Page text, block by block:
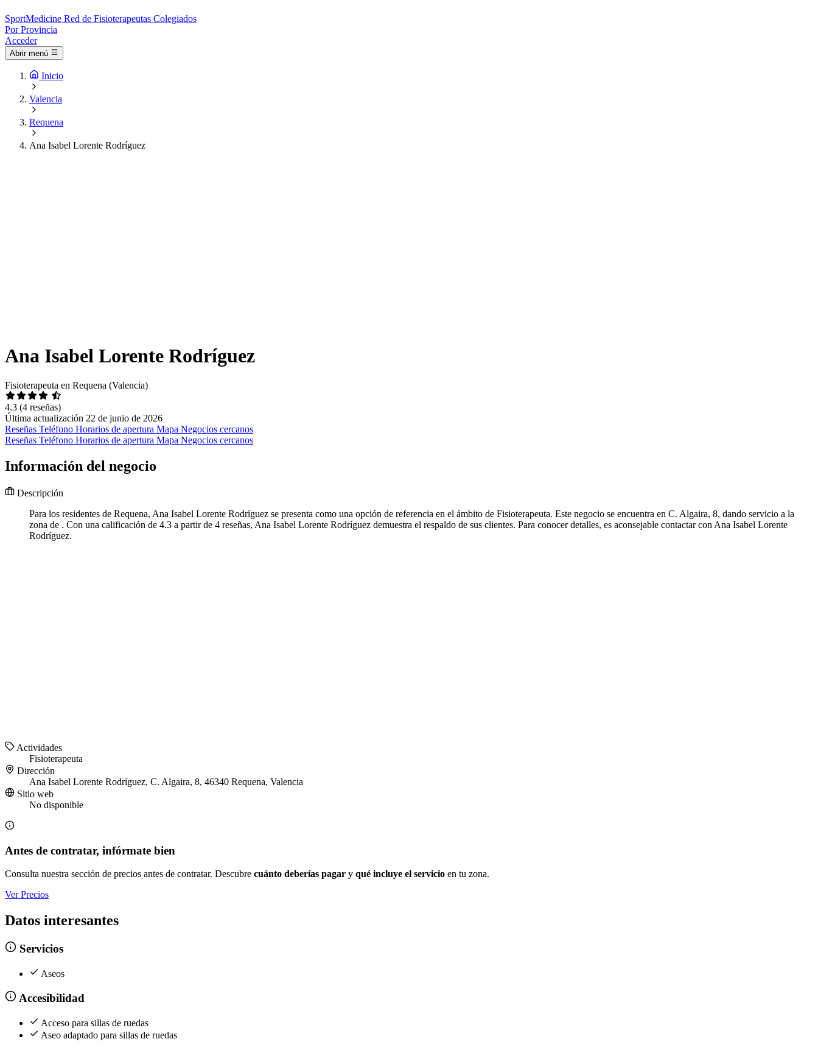
SportMedicine Red de Fisioterapeutas Colegiados
Por Provincia
Acceder
Abrir menú
Inicio
Valencia
Requena
Ana Isabel Lorente Rodríguez
Ana Isabel Lorente Rodríguez
Fisioterapeuta en Requena (Valencia)
4.3 (4 reseñas)
Última actualización 22 de junio de 2026
Reseñas Teléfono Horarios de apertura Mapa Negocios cercanos
Reseñas Teléfono Horarios de apertura Mapa Negocios cercanos
Información del negocio
Descripción
Para los residentes de Requena, Ana Isabel Lorente Rodríguez se presenta como una opción de referencia en el ámbito de Fisioterapeuta. Este negocio se encuentra en C. Algaira, 8, dando servicio a la
zona de . Con una calificación de 4.3 a partir de 4 reseñas, Ana Isabel Lorente Rodríguez demuestra el respaldo de sus clientes. Para conocer detalles, es aconsejable contactar con Ana Isabel Lorente
Rodríguez.
Actividades
Fisioterapeuta
Dirección
Ana Isabel Lorente Rodríguez, C. Algaira, 8, 46340 Requena, Valencia
Sitio web
No disponible
Antes de contratar, infórmate bien
Consulta nuestra sección de precios antes de contratar. Descubre cuánto deberías pagar y qué incluye el servicio en tu zona.
Ver Precios
Datos interesantes
Servicios
Aseos
Accesibilidad
Acceso para sillas de ruedas
Aseo adaptado para sillas de ruedas